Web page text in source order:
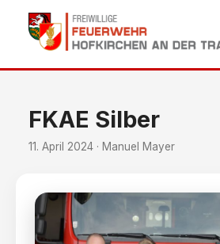
FKAE Silber
11. April 2024 · Manuel Mayer